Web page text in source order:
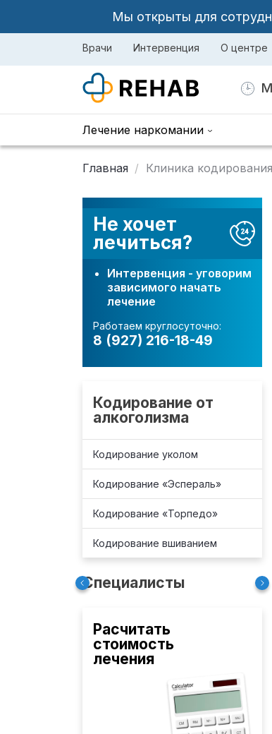
Мы открыты для
Врачи Интервенция О центре
Лечение наркомании
Главная Клиника
Не хочет
лечиться?
Интервенция - уговорим
зависимого начать
лечение
Работаем круглосуточно:
8 (927) 216-18-49
Кодирование от
алкоголизма
Кодирование уколом
Кодирование «Эспераль»
Кодирование «Торпедо»
Кодирование вшиванием
Специалисты
Расчитать
стоимость
лечения